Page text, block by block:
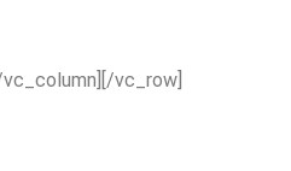
vc_row]